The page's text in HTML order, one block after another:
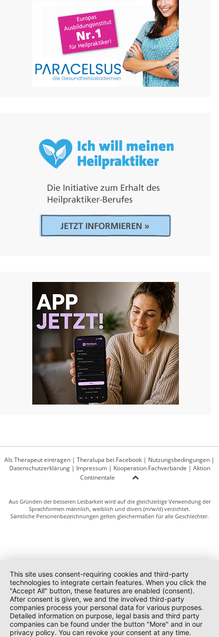
Als Therapeut eintragen | Theralupa bei Facebook | Nutzungsbedingungen |
Datenschutzerklärung| Impressum| Kooperation Fachverbände | Aktion
Continentale
Aus Gründen der besseren Lesbarkeit wird auf die gleichzeitige Verwendung der
Sprachformen männlich, weiblich und divers (m/w/d) verzichtet.
Sämtliche Personenbezeichnungen gelten gleichermaßen für alle Geschlechter.
This site uses consent-requiring cookies and third-party
technologies to integrate certain features. When you click the
"Accept All" button, these features are enabled (consent).
After consent is given, we and the involved third-party
companies process your personal data for various purposes.
Detailed information on purpose, legal basis and third party
companies can be found under the button "More" and in our
privacy policy. You can revoke your consent at any time.